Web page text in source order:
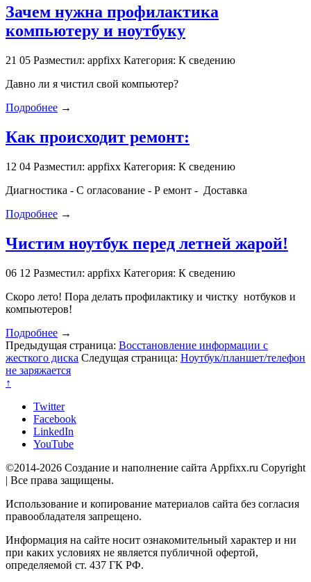
Зачем нужна профилактика
компьютеру и ноутбуку
21 05 Разместил: appfixx Категория: К сведению
Давно ли я чистил свой компьютер?
Подробнее →
Как происходит ремонт:
12 04 Разместил: appfixx Категория: К сведению
Диагностика - С огласование - Р емонт - Доставка
Подробнее →
Чистим ноутбук перед летней жарой!
06 12 Разместил: appfixx Категория: К сведению
Скоро лето! Пора делать профилактику и чистку нотбуков и
компьютеров!
Подробнее →
Предыдущая страница: Восстановление информации с
жесткого диска Следущая страница: Ноутбук/планшет/телефон
не заряжается
↑
Twitter
Facebook
LinkedIn
YouTube
©2014-2026 Создание и наполнение сайта Appfixx.ru Copyright
| Все права защищены.
Использование и копирование материалов сайта без согласия
правообладателя запрещено.
Информация на сайте носит ознакомительный характер и ни
при каких условиях не является публичной офертой,
определяемой ст. 437 ГК РФ.